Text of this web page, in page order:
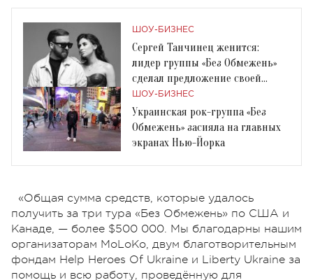
ШОУ-БИЗНЕС
Сергей Танчинец женится:
лидер группы «Без Обмежень»
сделал предложение своей
девушке Юлиане
ШОУ-БИЗНЕС
Украинская рок-группа «Без
Обмежень» засияла на главных
экранах Нью-Йорка
«Общая сумма средств, которые удалось
получить за три тура «Без Обмежень» по США и
Канаде, — более $500 000. Мы благодарны нашим
организаторам MoLoKo, двум благотворительным
фондам Help Heroes Of Ukraine и Liberty Ukraine за
помощь и всю работу, проведённую для